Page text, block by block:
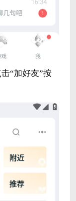
“加好友”按